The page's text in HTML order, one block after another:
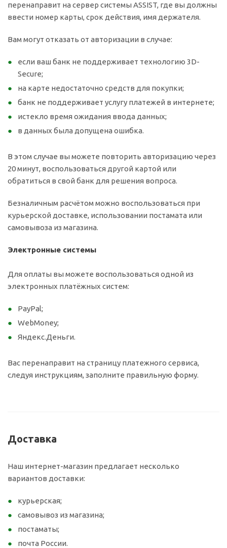
перенаправит на сервер системы ASSIST, где вы должны
ввести номер карты, срок действия, имя держателя.
Вам могут отказать от авторизации в случае:
если ваш банк не поддерживает технологию 3D-
Secure;
на карте недостаточно средств для покупки;
банк не поддерживает услугу платежей в интернете;
истекло время ожидания ввода данных;
в данных была допущена ошибка.
В этом случае вы можете повторить авторизацию через
20 минут, воспользоваться другой картой или
обратиться в свой банк для решения вопроса.
Безналичным расчётом можно воспользоваться при
курьерской доставке, использовании постамата или
самовывоза из магазина.
Электронные системы
Для оплаты вы можете воспользоваться одной из
электронных платёжных систем:
PayPal;
WebMoney;
Яндекс.Деньги.
Вас перенаправит на страницу платежного сервиса,
следуя инструкциям, заполните правильную форму.
Доставка
Наш интернет-магазин предлагает несколько
вариантов доставки:
курьерская;
самовывоз из магазина;
постаматы;
почта России.